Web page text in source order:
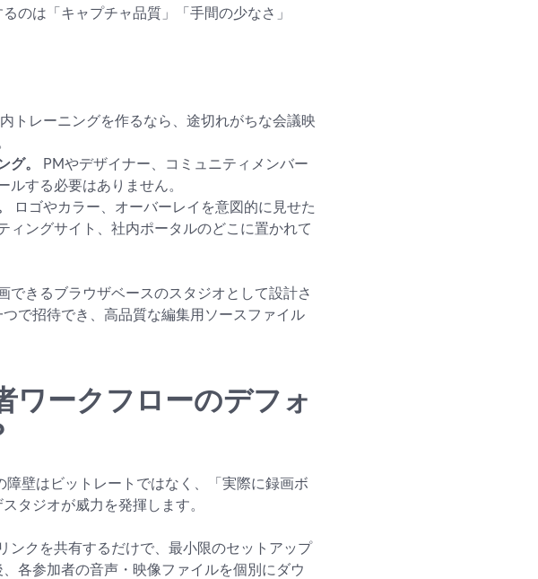
のは「キャプチャ品質」「手間の少なさ」
トレーニングを作るなら、途切れがちな会議映
。
PMやデザイナー、コミュニティメンバー
する必要はありません。
ロゴやカラー、オーバーレイを意図的に見せた
ィングサイト、社内ポータルのどこに置かれて
きるブラウザベースのスタジオとして設計さ
で招待でき、高品質な編集用ソースファイル
ワークフローのデフォ
壁はビットレートではなく、「実際に録画ボ
タジオが威力を発揮します。
クを共有するだけで、最小限のセットアップ
各参加者の音声・映像ファイルを個別にダウ